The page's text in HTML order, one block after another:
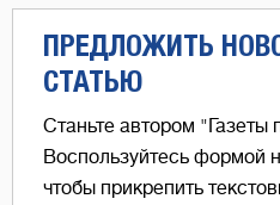
ПРЕДЛОЖИТЬ
СТАТЬЮ
Станьте автором "Газеты
Воспользуйтесь формой
чтобы прикрепить